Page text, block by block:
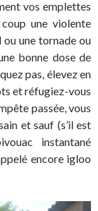
vos emplettes
une violente
ou une tornade ou
bonne dose de
pas, élevez en
et réfugiez-vous
passée, vous
et sauf (s’il est
instantané
encore igloo